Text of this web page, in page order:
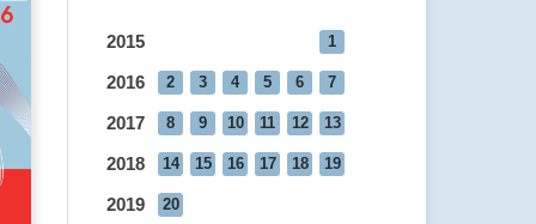
2015 1
2016 2 3 4 5 6 7
2017 8 9 10 11 12 13
2018 14 15 16 17 18 19
2019 20